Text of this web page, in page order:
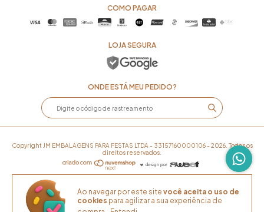
Ao navegar por este site você aceita o uso de
cookies para agilizar a sua experiência de
COMO PAGAR
LOJA SEGURA
ONDE ESTÁ MEU PEDIDO?
Copyright JM EMBALAGENS PARA FESTAS LTDA - 33157160000106 - 2026. Todos os
direitos reservados.